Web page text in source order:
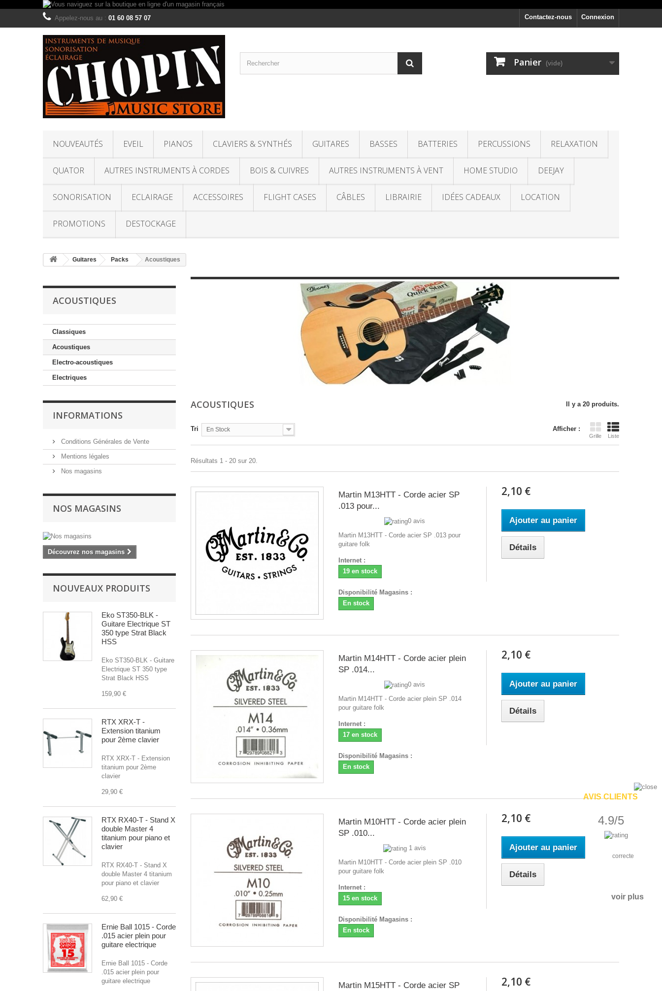
Connexion
Contactez-nous
Appelez-nous au : 01 60 08 57 07
Panier (vide)
NOUVEAUTÉS EVEIL PIANOS CLAVIERS & SYNTHÉS GUITARES BASSES BATTERIES PERCUSSIONS RELAXATION
QUATOR AUTRES INSTRUMENTS À CORDES BOIS & CUIVRES AUTRES INSTRUMENTS À VENT HOME STUDIO DEEJAY
SONORISATION ECLAIRAGE ACCESSOIRES FLIGHT CASES CÂBLES LIBRAIRIE IDÉES CADEAUX LOCATION
PROMOTIONS DESTOCKAGE
Guitares Packs Acoustiques
ACOUSTIQUES
Classiques
Acoustiques
Electro-acoustiques
Electriques
INFORMATIONS
Conditions Générales de Vente
Mentions légales
Nos magasins
NOS MAGASINS
Découvrez nos magasins
NOUVEAUX PRODUITS
Eko ST350-BLK -
Guitare Electrique ST
350 type Strat Black
HSS
Eko ST350-BLK - Guitare
Electrique ST 350 type
Strat Black HSS
159,90 €
RTX XRX-T -
Extension titanium
pour 2ème clavier
RTX XRX-T - Extension
titanium pour 2ème
clavier
29,90 €
RTX RX40-T - Stand X
double Master 4
titanium pour piano et
clavier
RTX RX40-T - Stand X
double Master 4 titanium
pour piano et clavier
62,90 €
Ernie Ball 1015 - Corde
.015 acier plein pour
guitare electrique
Ernie Ball 1015 - Corde
.015 acier plein pour
guitare electrique
ACOUSTIQUES Il y a 20 produits.
Afficher :
Grille Liste
Tri En Stock
Résultats 1 - 20 sur 20.
Martin M13HTT - Corde acier SP
.013 pour...
0 avis
Martin M13HTT - Corde acier SP .013 pour
guitare folk
Internet :
19 en stock
Disponibilité Magasins :
En stock
2,10 €
Ajouter au panier
Détails
Martin M14HTT - Corde acier plein
SP .014...
0 avis
Martin M14HTT - Corde acier plein SP .014
pour guitare folk
Internet :
17 en stock
Disponibilité Magasins :
En stock
2,10 €
Ajouter au panier
Détails
Martin M10HTT - Corde acier plein
SP .010...
1 avis
Martin M10HTT - Corde acier plein SP .010
pour guitare folk
Internet :
15 en stock
Disponibilité Magasins :
En stock
2,10 €
Ajouter au panier
Détails
Martin M15HTT - Corde acier SP
2,10 €
AVIS CLIENTS
4.9/5
correcte
voir plus